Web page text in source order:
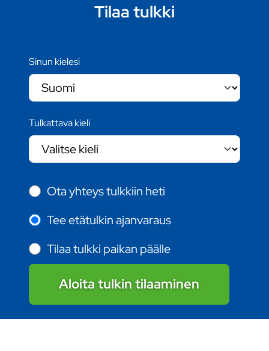
Tilaa tulkki
Sinun kielesi
Tulkattava kieli
Ota yhteys tulkkiin heti
Tee etätulkin ajanvaraus
Tilaa tulkki paikan päälle
Aloita tulkin tilaaminen